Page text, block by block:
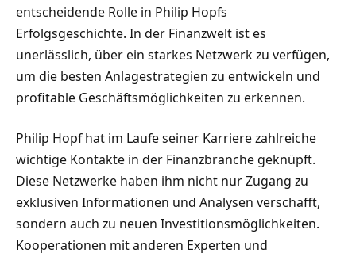
entscheidende Rolle in Philip Hopfs
Erfolgsgeschichte. In der Finanzwelt ist es
unerlässlich, über ein starkes Netzwerk zu verfügen,
um die besten Anlagestrategien zu entwickeln und
profitable Geschäftsmöglichkeiten zu erkennen.
Philip Hopf hat im Laufe seiner Karriere zahlreiche
wichtige Kontakte in der Finanzbranche geknüpft.
Diese Netzwerke haben ihm nicht nur Zugang zu
exklusiven Informationen und Analysen verschafft,
sondern auch zu neuen Investitionsmöglichkeiten.
Kooperationen mit anderen Experten und